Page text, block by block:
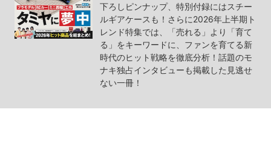
下ろしピンナップ、特別付録にはスチー
ルギアケースも！さらに2026年上半期ト
レンド特集では、「売れる」より「育て
る」をキーワードに、ファンを育てる新
時代のヒット戦略を徹底分析！話題のモ
ナキ独占インタビューも掲載した見逃せ
ない一冊！